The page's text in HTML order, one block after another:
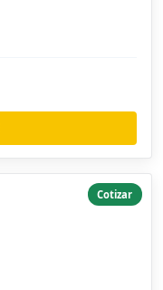
Cotizar